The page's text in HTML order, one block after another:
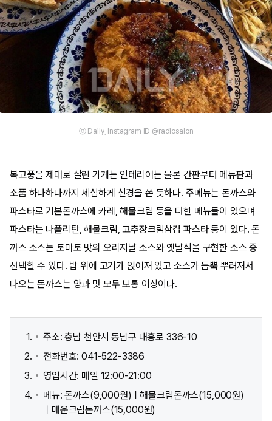
ⓒ Daily, Instagram ID @radiosalon
복고풍을 제대로 살린 가게는 인테리어는 물론 간판부터 메뉴판과
소품 하나하나까지 세심하게 신경을 쓴 듯하다. 주메뉴는 돈까스와
파스타로 기본돈까스에 카레, 해물크림 등을 더한 메뉴들이 있으며
파스타는 나폴리탄, 해물크림, 고추장크림삼겹 파스타 등이 있다. 돈
까스 소스는 토마토 맛의 오리지날 소스와 옛날식을 구현한 소스 중
선택할 수 있다. 밥 위에 고기가 얹어져 있고 소스가 듬뿍 뿌려져서
나오는 돈까스는 양과 맛 모두 보통 이상이다.
주소: 충남 천안시 동남구 대흥로 336-10
전화번호: 041-522-3386
영업시간: 매일 12:00-21:00
메뉴: 돈까스(9,000원)ㅣ해물크림돈까스(15,000원)
ㅣ매운크림돈까스(15,000원)